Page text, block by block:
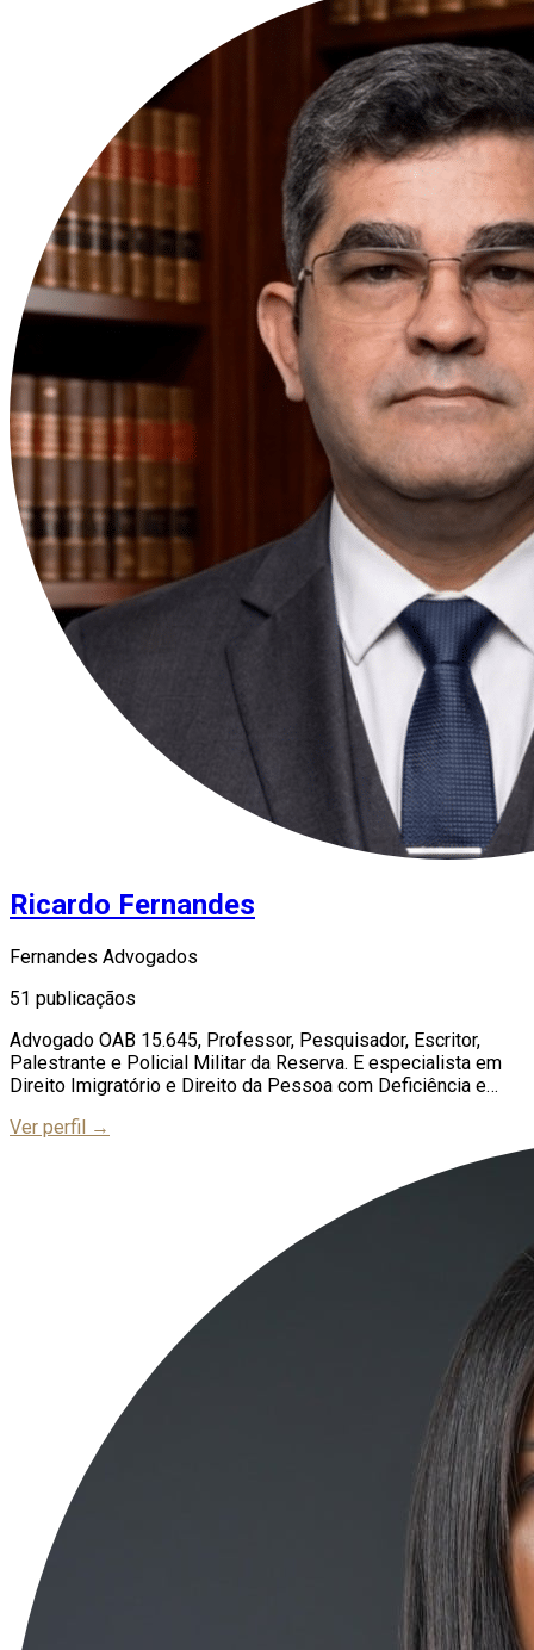
(LAFT/UFMG). Nas redes, conhecido como @phftax, trata de
assuntos de imposto e política.
Ricardo Fernandes
Fernandes Advogados
51 publicaçãos
Advogado OAB 15.645, Professor, Pesquisador, Escritor,
Palestrante e Policial Militar da Reserva. E especialista em
Direito Imigratório e Direito da Pessoa com Deficiência e
Concursos Públicos)
Ver perfil →